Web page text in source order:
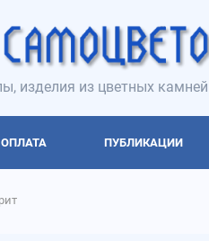
изделия из цветных камней
ОПЛАТА ПУБЛИКАЦИИ